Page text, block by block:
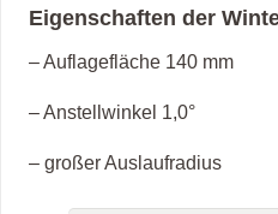
Eigenschaften der
– Auflagefläche 140 mm
– Anstellwinkel 1,0°
– großer Auslaufradius